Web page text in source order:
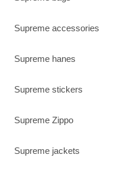
Supreme accessories
Supreme hanes
Supreme stickers
Supreme Zippo
Supreme jackets